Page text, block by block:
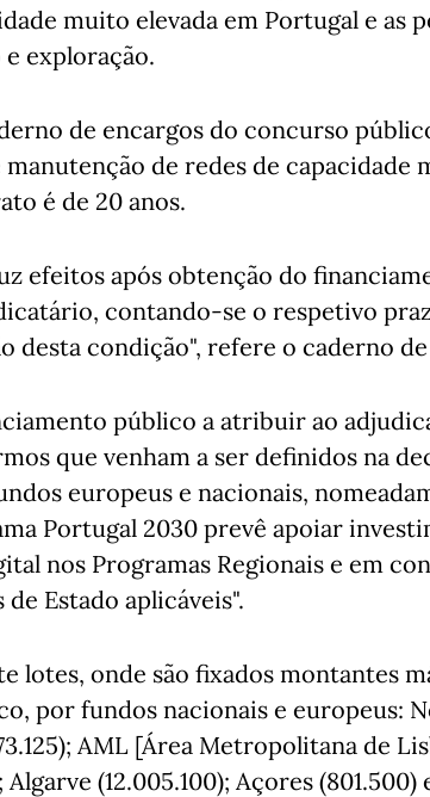
muito elevada em Portugal e as
e exploração.
de encargos do concurso
de redes de capacidade
é de 20 anos.
efeitos após obtenção do
contando-se o respetivo
desta condição", refere o caderno
público a atribuir ao
que venham a ser definidos na
europeus e nacionais,
Portugal 2030 prevê apoiar
nos Programas Regionais e em
Estado aplicáveis".
lotes, onde são fixados montantes
por fundos nacionais e europeus:
AML [Área Metropolitana de
Algarve (12.005.100); Açores